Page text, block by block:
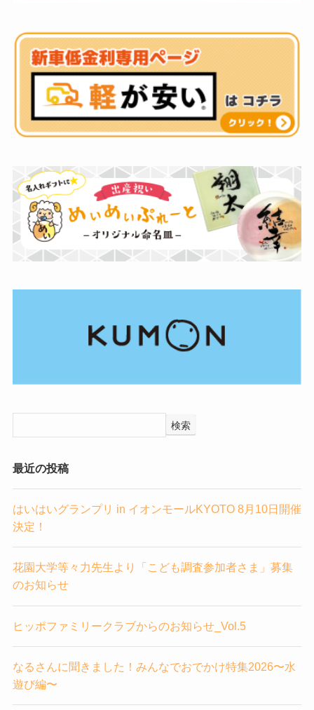
検索
最近の投稿
はいはいグランプリ in イオンモールKYOTO 8月10日開催
決定！
花園大学等々力先生より「こども調査参加者さま」募集
のお知らせ
ヒッポファミリークラブからのお知らせ_Vol.5
なるさんに聞きました！みんなでおでかけ特集2026〜水
遊び編〜